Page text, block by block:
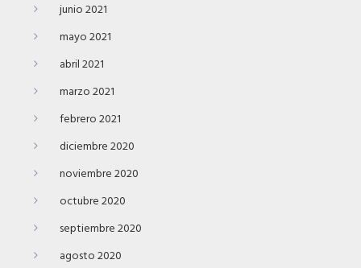
junio 2021
mayo 2021
abril 2021
marzo 2021
febrero 2021
diciembre 2020
noviembre 2020
octubre 2020
septiembre 2020
agosto 2020